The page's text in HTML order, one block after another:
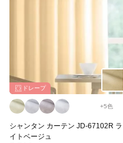
ドレープ
+5色
シャンタン カーテン JD-67102R ラ
イトベージュ